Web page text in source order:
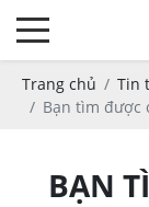
Trang chủ
Tin
Bạn tìm được
BẠN